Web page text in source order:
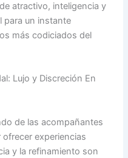
atractivo, inteligencia y
para un instante
más codiciados del
Lujo y Discreción En
de las acompañantes
experiencias
y la refinamiento son